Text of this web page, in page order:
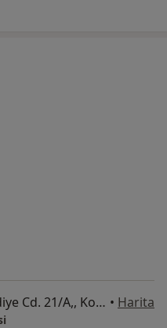
Arapsuyu Mahallesi, Belediye Cd. 21/A,, Konyaaltı • Harita